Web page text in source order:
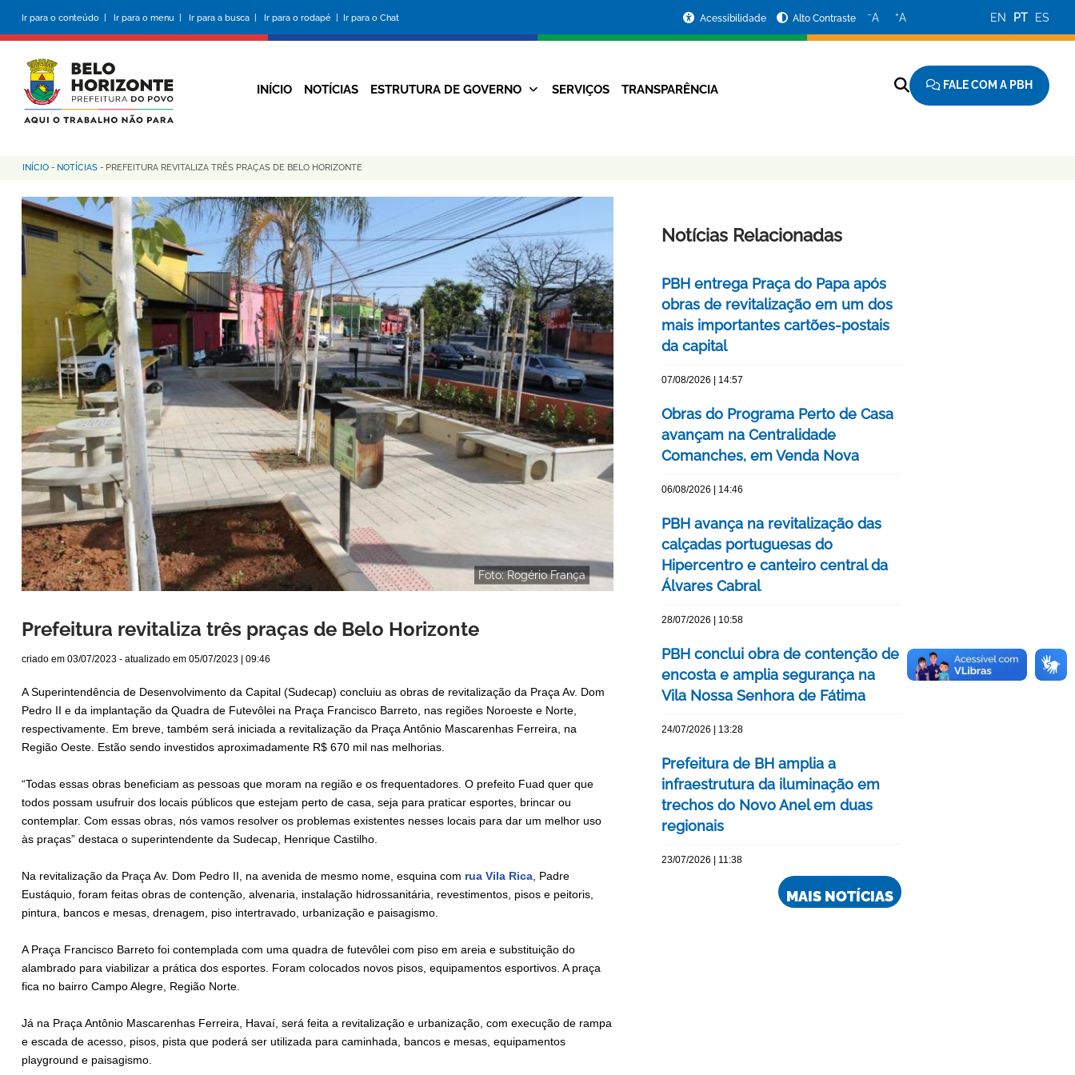
conteúdo
principal
Ir para o conteúdo | Ir para o menu | Ir para a busca | Ir para o rodapé | Ir para o Chat
da
Prefeitura
Acessibilidade Alto Contraste −A +A EN PT ES
Navegação
INÍCIO NOTÍCIAS ESTRUTURA DE GOVERNO SERVIÇOS TRANSPARÊNCIA FALE COM A PBH
Trilha
de
navegação
INÍCIO - NOTÍCIAS - PREFEITURA REVITALIZA TRÊS PRAÇAS DE BELO HORIZONTE
Foto: Rogério França
Prefeitura revitaliza três praças de Belo Horizonte
criado em 03/07/2023 - atualizado em 05/07/2023 | 09:46
A Superintendência de Desenvolvimento da Capital (Sudecap) concluiu as obras de revitalização da Praça Av. Dom
Pedro II e da implantação da Quadra de Futevôlei na Praça Francisco Barreto, nas regiões Noroeste e Norte,
respectivamente. Em breve, também será iniciada a revitalização da Praça Antônio Mascarenhas Ferreira, na
Região Oeste. Estão sendo investidos aproximadamente R$ 670 mil nas melhorias.
“Todas essas obras beneficiam as pessoas que moram na região e os frequentadores. O prefeito Fuad quer que
todos possam usufruir dos locais públicos que estejam perto de casa, seja para praticar esportes, brincar ou
contemplar. Com essas obras, nós vamos resolver os problemas existentes nesses locais para dar um melhor uso
às praças” destaca o superintendente da Sudecap, Henrique Castilho.
Na revitalização da Praça Av. Dom Pedro II, na avenida de mesmo nome, esquina com rua Vila Rica, Padre
Eustáquio, foram feitas obras de contenção, alvenaria, instalação hidrossanitária, revestimentos, pisos e peitoris,
pintura, bancos e mesas, drenagem, piso intertravado, urbanização e paisagismo.
A Praça Francisco Barreto foi contemplada com uma quadra de futevôlei com piso em areia e substituição do
alambrado para viabilizar a prática dos esportes. Foram colocados novos pisos, equipamentos esportivos. A praça
fica no bairro Campo Alegre, Região Norte.
Já na Praça Antônio Mascarenhas Ferreira, Havaí, será feita a revitalização e urbanização, com execução de rampa
e escada de acesso, pisos, pista que poderá ser utilizada para caminhada, bancos e mesas, equipamentos
playground e paisagismo.
Notícias Relacionadas
PBH entrega Praça do Papa após
obras de revitalização em um dos
mais importantes cartões-postais
da capital
07/08/2026 | 14:57
Obras do Programa Perto de Casa
avançam na Centralidade
Comanches, em Venda Nova
06/08/2026 | 14:46
PBH avança na revitalização das
calçadas portuguesas do
Hipercentro e canteiro central da
Álvares Cabral
28/07/2026 | 10:58
PBH conclui obra de contenção de
encosta e amplia segurança na
Vila Nossa Senhora de Fátima
24/07/2026 | 13:28
Prefeitura de BH amplia a
infraestrutura da iluminação em
trechos do Novo Anel em duas
regionais
23/07/2026 | 11:38
MAIS NOTÍCIAS